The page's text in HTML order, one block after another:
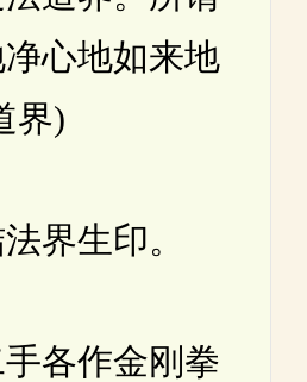
心地如来地
界)
生印。
作金刚拳